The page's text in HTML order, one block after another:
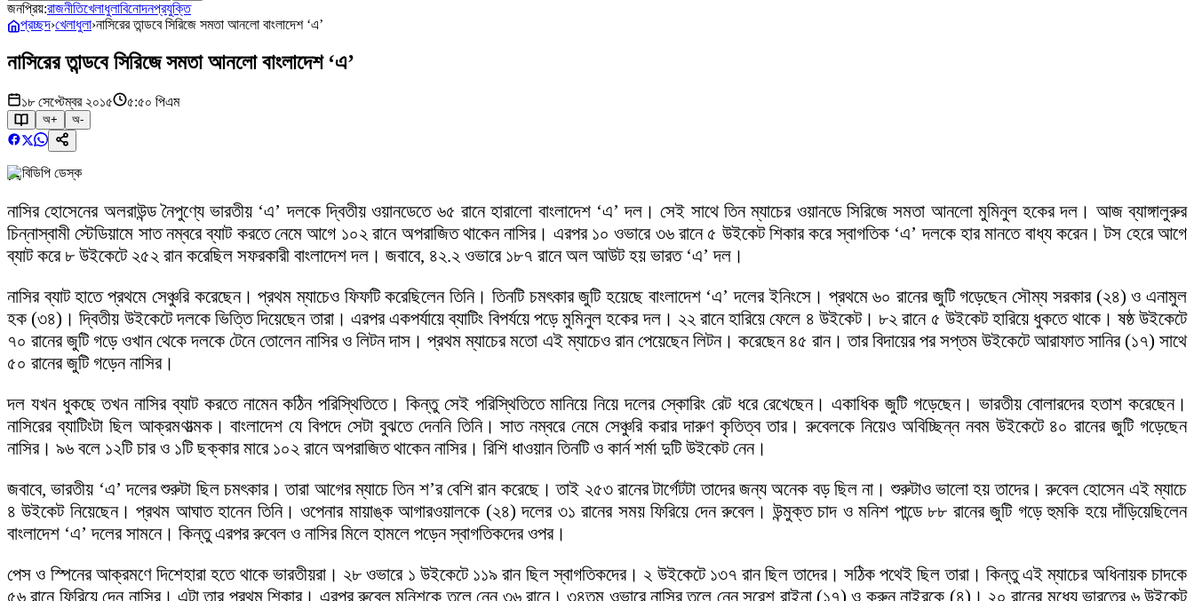
জনপ্রিয়:রাজনীতিখেলাধুলাবিনোদনপ্রযুক্তি
প্রচ্ছদ›খেলাধুলা›নাসিরের তান্ডবে সিরিজে সমতা আনলো বাংলাদেশ ‘এ’
নাসিরের তান্ডবে সিরিজে সমতা আনলো বাংলাদেশ ‘এ’
১৮ সেপ্টেম্বর ২০১৫ ৫:৫০ পিএম
অ+ অ-
বিডিপি ডেস্ক
নাসির হোসেনের অলরাউন্ড নৈপুণ্যে ভারতীয় ‘এ’ দলকে দ্বিতীয় ওয়ানডেতে ৬৫ রানে হারালো বাংলাদেশ ‘এ’ দল। সেই সাথে তিন ম্যাচের ওয়ানডে সিরিজে সমতা আনলো মুমিনুল হকের দল। আজ ব্যাঙ্গালুরুর
চিন্নাস্বামী স্টেডিয়ামে সাত নম্বরে ব্যাট করতে নেমে আগে ১০২ রানে অপরাজিত থাকেন নাসির। এরপর ১০ ওভারে ৩৬ রানে ৫ উইকেট শিকার করে স্বাগতিক ‘এ’ দলকে হার মানতে বাধ্য করেন। টস হেরে আগে
ব্যাট করে ৮ উইকেটে ২৫২ রান করেছিল সফরকারী বাংলাদেশ দল। জবাবে, ৪২.২ ওভারে ১৮৭ রানে অল আউট হয় ভারত ‘এ’ দল।
নাসির ব্যাট হাতে প্রথমে সেঞ্চুরি করেছেন। প্রথম ম্যাচেও ফিফটি করেছিলেন তিনি। তিনটি চমৎকার জুটি হয়েছে বাংলাদেশ ‘এ’ দলের ইনিংসে। প্রথমে ৬০ রানের জুটি গড়েছেন সৌম্য সরকার (২৪) ও এনামুল
হক (৩৪)। দ্বিতীয় উইকেটে দলকে ভিত্তি দিয়েছেন তারা। এরপর একপর্যায়ে ব্যাটিং বিপর্যয়ে পড়ে মুমিনুল হকের দল। ২২ রানে হারিয়ে ফেলে ৪ উইকেট। ৮২ রানে ৫ উইকেট হারিয়ে ধুকতে থাকে। ষষ্ঠ উইকেটে
৭০ রানের জুটি গড়ে ওখান থেকে দলকে টেনে তোলেন নাসির ও লিটন দাস। প্রথম ম্যাচের মতো এই ম্যাচেও রান পেয়েছেন লিটন। করেছেন ৪৫ রান। তার বিদায়ের পর সপ্তম উইকেটে আরাফাত সানির (১৭) সাথে
৫০ রানের জুটি গড়েন নাসির।
দল যখন ধুকছে তখন নাসির ব্যাট করতে নামেন কঠিন পরিস্থিতিতে। কিন্তু সেই পরিস্থিতিতে মানিয়ে নিয়ে দলের স্কোরিং রেট ধরে রেখেছেন। একাধিক জুটি গড়েছেন। ভারতীয় বোলারদের হতাশ করেছেন।
নাসিরের ব্যাটিংটা ছিল আক্রমণাত্মক। বাংলাদেশ যে বিপদে সেটা বুঝতে দেননি তিনি। সাত নম্বরে নেমে সেঞ্চুরি করার দারুণ কৃতিত্ব তার। রুবেলকে নিয়েও অবিচ্ছিন্ন নবম উইকেটে ৪০ রানের জুটি গড়েছেন
নাসির। ৯৬ বলে ১২টি চার ও ১টি ছক্কার মারে ১০২ রানে অপরাজিত থাকেন নাসির। রিশি ধাওয়ান তিনটি ও কার্ন শর্মা দুটি উইকেট নেন।
জবাবে, ভারতীয় ‘এ’ দলের শুরুটা ছিল চমৎকার। তারা আগের ম্যাচে তিন শ’র বেশি রান করেছে। তাই ২৫৩ রানের টার্গেটটা তাদের জন্য অনেক বড় ছিল না। শুরুটাও ভালো হয় তাদের। রুবেল হোসেন এই ম্যাচে
৪ উইকেট নিয়েছেন। প্রথম আঘাত হানেন তিনি। ওপেনার মায়াঙ্ক আগারওয়ালকে (২৪) দলের ৩১ রানের সময় ফিরিয়ে দেন রুবেল। উন্মুক্ত চাদ ও মনিশ পান্ডে ৮৮ রানের জুটি গড়ে হুমকি হয়ে দাঁড়িয়েছিলেন
বাংলাদেশ ‘এ’ দলের সামনে। কিন্তু এরপর রুবেল ও নাসির মিলে হামলে পড়েন স্বাগতিকদের ওপর।
পেস ও স্পিনের আক্রমণে দিশেহারা হতে থাকে ভারতীয়রা। ২৮ ওভারে ১ উইকেটে ১১৯ রান ছিল স্বাগতিকদের। ২ উইকেটে ১৩৭ রান ছিল তাদের। সঠিক পথেই ছিল তারা। কিন্তু এই ম্যাচের অধিনায়ক চাদকে
৫৬ রানে ফিরিয়ে দেন নাসির। এটা তার প্রথম শিকার। এরপর রুবেল মনিশকে তুলে নেন ৩৬ রানে। ৩৪তম ওভারে নাসির তুলে নেন সুরেশ রাইনা (১৭) ও করুন নাইরকে (৪)। ২০ রানের মধ্যে ভারতের ৬ উইকেট